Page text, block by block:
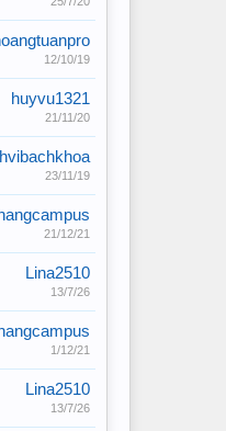
12/10/19
huyvu1321
21/11/20
23/11/19
21/12/21
Lina2510
13/7/26
1/12/21
Lina2510
13/7/26